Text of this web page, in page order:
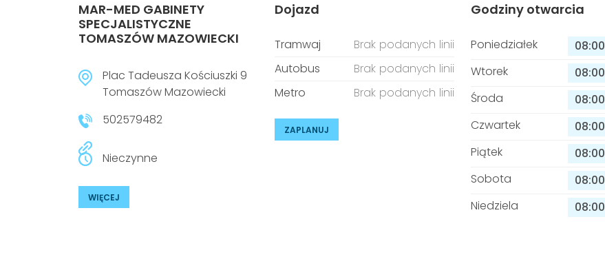
MAR-MED GABINETY
SPECJALISTYCZNE
TOMASZÓW MAZOWIECKI
Plac Tadeusza Kościuszki 9
Tomaszów Mazowiecki
502579482
Nieczynne
WIĘCEJ
Dojazd
Tramwaj
Brak podanych linii
Autobus
Brak podanych linii
Metro
Brak podanych linii
ZAPLANUJ
Godziny otwarcia
Poniedziałek 08:00
Wtorek
08:00
Środa
08:00
Czwartek
08:00
Piątek
08:00
Sobota
08:00
Niedziela
08:00